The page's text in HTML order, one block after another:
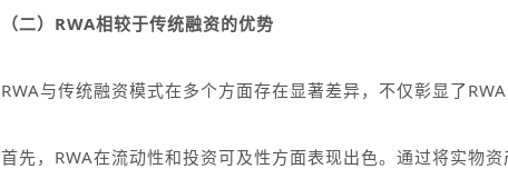
（二） RWA相较于传统融资的优势
RWA与传统融资模式在多个方面存在显著差异，不仅彰显了 RWA
首先， RWA在流动性和投资可及性方面表现出色。通过将实物